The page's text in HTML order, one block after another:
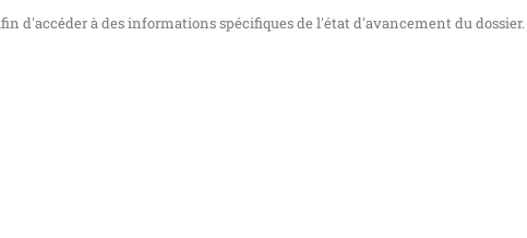
d'accéder à des informations spécifiques de l'état d'avancement du dossier.